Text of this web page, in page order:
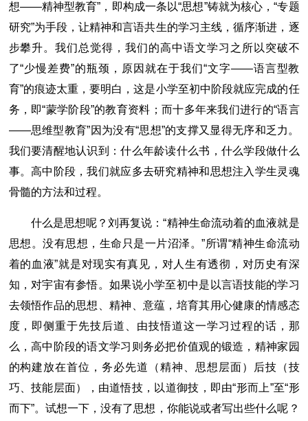
想――精神型教育”，即构成一条以“思想”铸就为核心，“专题
研究”为手段，让精神和言语共生的学习主线，循序渐进，逐
步攀升。我们总觉得，我们的高中语文学习之所以突破不
了“少慢差费”的瓶颈，原因就在于我们“文字――语言型教
育”的痕迹太重，要明白，这是小学至初中阶段就应完成的任
务，即“蒙学阶段”的教育资料；而十多年来我们进行的“语言
――思维型教育”因为没有“思想”的支撑又显得无序和乏力。
我们要清醒地认识到：什么年龄读什么书，什么学段做什么
事。高中阶段，我们就应多去研究精神和思想注入学生灵魂
骨髓的方法和过程。
什么是思想呢？刘再复说：“精神生命流动着的血液就是
思想。没有思想，生命只是一片沼泽。”所谓“精神生命流动
着的血液”就是对现实有真见，对人生有透彻，对历史有深
知，对宇宙有参悟。如果说小学至初中是以言语技能的学习
去领悟作品的思想、精神、意蕴，培育其用心健康的情感态
度，即侧重于先技后道、由技悟道这一学习过程的话，那
么，高中阶段的语文学习则务必把价值观的锻造，精神家园
的构建放在首位，务必先道（精神、思想层面）后技（技
巧、技能层面），由道悟技，以道御技，即由“形而上”至“形
而下”。试想一下，没有了思想，你能说或者写出些什么呢？